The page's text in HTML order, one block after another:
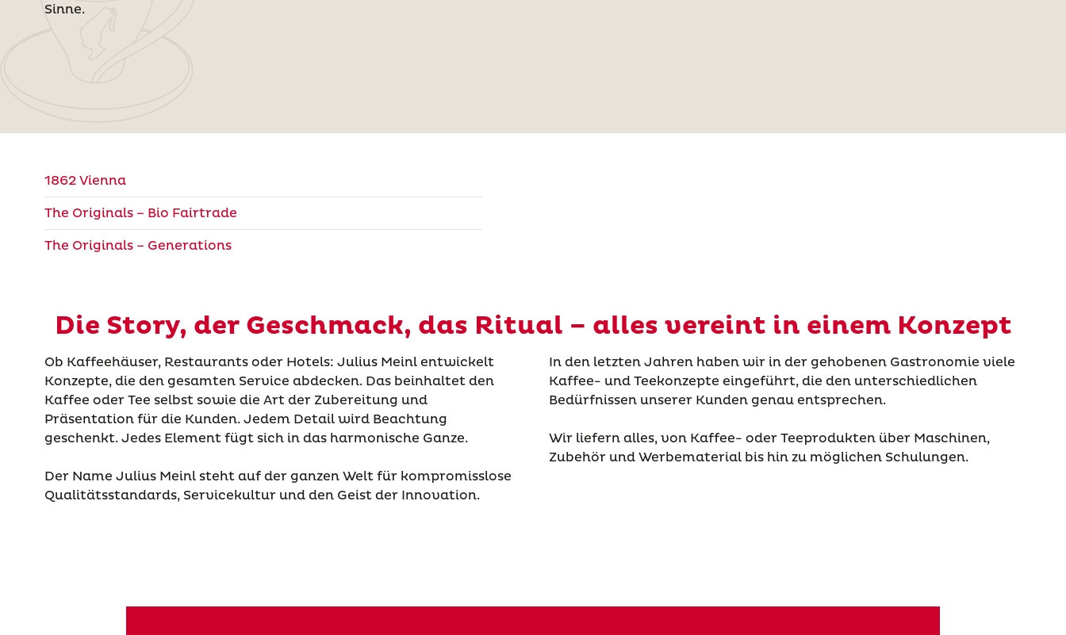
Sinne.
1862 Vienna
The Originals – Bio Fairtrade
The Originals – Generations
Die Story, der Geschmack, das Ritual – alles vereint in einem Konzept
Ob Kaffeehäuser, Restaurants oder Hotels: Julius Meinl entwickelt
Konzepte, die den gesamten Service abdecken. Das beinhaltet den
Kaffee oder Tee selbst sowie die Art der Zubereitung und
Präsentation für die Kunden. Jedem Detail wird Beachtung
geschenkt. Jedes Element fügt sich in das harmonische Ganze.
Der Name Julius Meinl steht auf der ganzen Welt für kompromisslose
Qualitätsstandards, Servicekultur und den Geist der Innovation.
In den letzten Jahren haben wir in der gehobenen Gastronomie viele
Kaffee- und Teekonzepte eingeführt, die den unterschiedlichen
Bedürfnissen unserer Kunden genau entsprechen.
Wir liefern alles, von Kaffee- oder Teeprodukten über Maschinen,
Zubehör und Werbematerial bis hin zu möglichen Schulungen.